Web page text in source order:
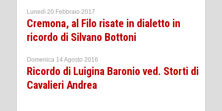
Lunedì 20 Febbraio 2017
Cremona, al Filo risate in dialetto in
ricordo di Silvano Bottoni
Domenica 14 Agosto 2016
Ricordo di Luigina Baronio ved. Storti di
Cavalieri Andrea